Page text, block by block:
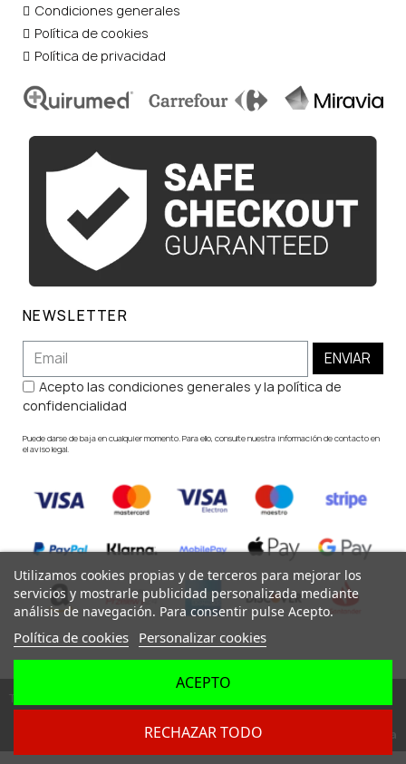
Condiciones generales
Política de cookies
Política de privacidad
NEWSLETTER
ENVIAR
Acepto las condiciones generales y la política de
confidencialidad
Puede darse de baja en cualquier momento. Para ello, consulte nuestra información de contacto en
el aviso legal.
Todos los derechos reservados ©
Dev. byDigital Agency Barcelona
Utilizamos cookies propias y de terceros para mejorar los
servicios y mostrarle publicidad personalizada mediante
análisis de navegación. Para consentir pulse Acepto.
Política de cookies Personalizar cookies
RECHAZAR TODO
ACEPTO